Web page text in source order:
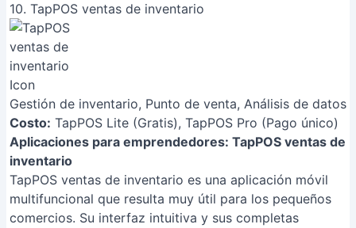
10. TapPOS ventas de inventario
Gestión de inventario, Punto de venta, Análisis de datos
Costo: TapPOS Lite (Gratis), TapPOS Pro (Pago único)
Aplicaciones para emprendedores: TapPOS ventas de
inventario
TapPOS ventas de inventario es una aplicación móvil
multifuncional que resulta muy útil para los pequeños
comercios. Su interfaz intuitiva y sus completas